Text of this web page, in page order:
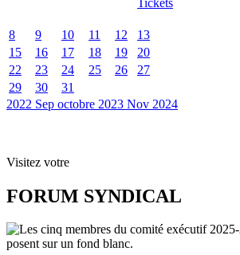
Tickets
8 9 10 11 12 13
15
16 17 18 19 20
22
23 24 25 26 27
29
30
31
2022 Sep octobre 2023 Nov 2024
Visitez votre
FORUM SYNDICAL